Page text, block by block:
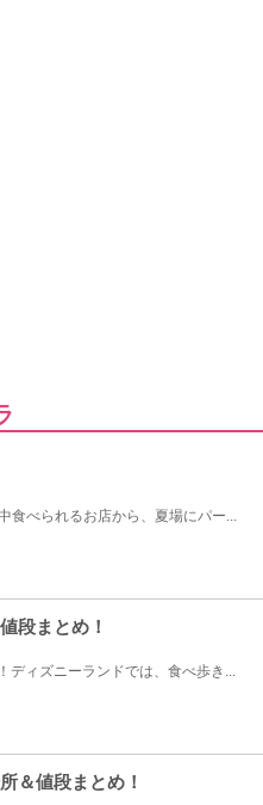
食べられるお店から、夏場にパー...
段まとめ！
ディズニーランドでは、食べ歩き...
＆値段まとめ！